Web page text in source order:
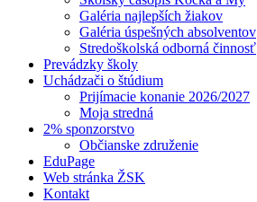
Galéria najlepších žiakov
Galéria úspešných absolventov
Stredoškolská odborná činnosť
Prevádzky školy
Uchádzači o štúdium
Prijímacie konanie 2026/2027
Moja stredná
2% sponzorstvo
Občianske združenie
EduPage
Web stránka ŽSK
Kontakt